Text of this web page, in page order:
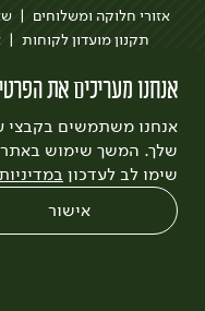
אנחנו מעריכים את
אנחנו משתמשים בקבצי
שלך. המשך שימוש
שימו לב לעדכון
אישור
אזורי חלוקה ומשלוחים
תקנון מועדון לקוחות
לצפייה